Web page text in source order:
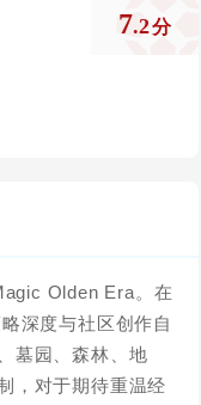
7.2分
Olden Era。在
深度与社区创作自
墓园、森林、地
，对于期待重温经